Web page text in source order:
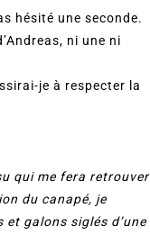
hésité une seconde.
ni une ni
je à respecter la
qui me fera retrouver
du canapé, je
galons siglés d’une